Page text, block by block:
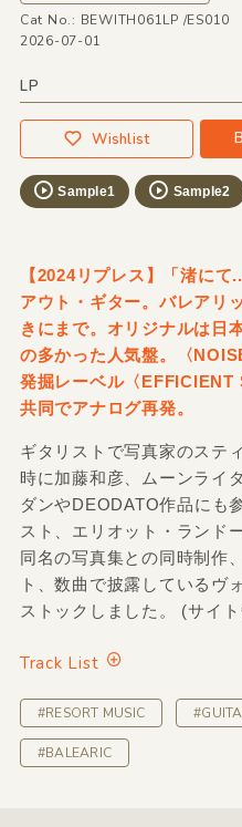
Cat No.: BEWITH061LP /ES010
2026-07-01
LP
Wishlist
Sample1 Sample2
【2024リプレス】「渚に
アウト・ギター。バレアリ
きにまで。オリジナルは日
の多かった人気盤。〈
発掘レーベル〈
共同でアナログ再発。
ギタリストで写真家のステ
時に加藤和彦、ムーンライ
ダンやDEODATO作品にも
スト、エリオット・ランド
同名の写真集との同時制作
ト、数曲で披露しているヴ
ストックしました。 (サイ
Track List
#RESORT MUSIC
#BALEARIC